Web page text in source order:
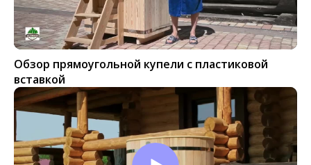
Обзор прямоугольной купели с пластиковой
вставкой